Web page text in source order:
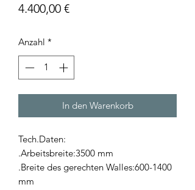
4.400,00 €Preis
Anzahl *
In den Warenkorb
Tech.Daten:
.Arbeitsbreite:3500 mm
.Breite des gerechten Walles:600-1400
mm